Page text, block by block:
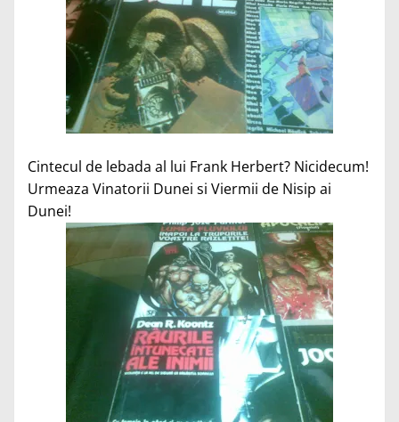
Cintecul de lebada al lui Frank Herbert? Nicidecum!
Urmeaza Vinatorii Dunei si Viermii de Nisip ai
Dunei!